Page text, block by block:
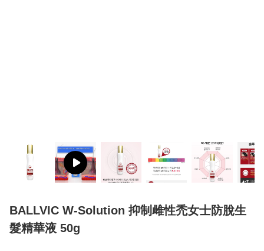
BALLVIC W-Solution 抑制雌性禿女士防脫生
髮精華液 50g